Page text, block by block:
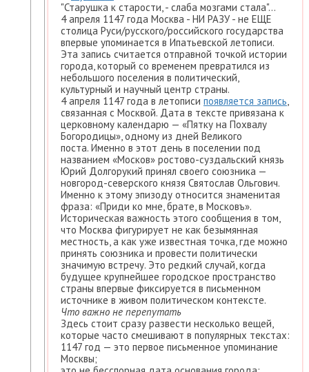
"Старушка к старости, - слаба мозгами стала"...
4 апреля 1147 года Москва - НИ РАЗУ - не ЕЩЕ
столица Руси/русского/российского государства
впервые упоминается в Ипатьевской летописи.
Эта запись считается отправной точкой истории
города, который со временем превратился из
небольшого поселения в политический,
культурный и научный центр страны.
4 апреля 1147 года в летописи появляется запись
связанная с Москвой. Дата в тексте привязана к
церковному календарю — «Пятку на Похвалу
Богородицы», одному из дней Великого
поста. Именно в этот день в поселении под
названием «Москов» ростово-суздальский князь
Юрий Долгорукий принял своего союзника —
новгород-северского князя Святослав Ольгович.
Именно к этому эпизоду относится знаменитая
фраза: «Приди ко мне, брате, в Московъ».
Историческая важность этого сообщения в том,
что Москва фигурирует не как безымянная
местность, а как уже известная точка, где можно
принять союзника и провести политически
значимую встречу. Это редкий случай, когда
будущее крупнейшее городское пространство
страны впервые фиксируется в письменном
источнике в живом политическом контексте.
Что важно не перепутать
Здесь стоит сразу развести несколько вещей,
которые часто смешивают в популярных текстах:
1147 год — это первое письменное упоминание
Москвы;